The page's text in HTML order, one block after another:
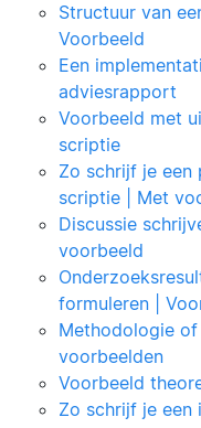
Structuur van
Voorbeeld
Een
adviesrapport
Voorbeeld met
scriptie
Zo schrijf je
scriptie | Met
Discussie
voorbeeld
formuleren |
Methodologie
voorbeelden
Voorbeeld
Zo schrijf je